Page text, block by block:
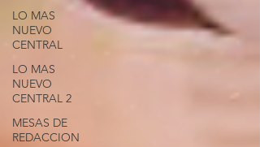
LO MAS
NUEVO
CENTRAL
LO MAS
NUEVO
CENTRAL 2
MESAS DE
REDACCION